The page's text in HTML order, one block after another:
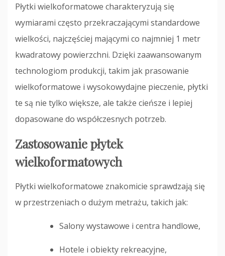
Płytki wielkoformatowe charakteryzują się
wymiarami często przekraczającymi standardowe
wielkości, najczęściej mającymi co najmniej 1 metr
kwadratowy powierzchni. Dzięki zaawansowanym
technologiom produkcji, takim jak prasowanie
wielkoformatowe i wysokowydajne pieczenie, płytki
te są nie tylko większe, ale także cieńsze i lepiej
dopasowane do współczesnych potrzeb.
Zastosowanie płytek
wielkoformatowych
Płytki wielkoformatowe znakomicie sprawdzają się
w przestrzeniach o dużym metrażu, takich jak:
Salony wystawowe i centra handlowe,
Hotele i obiekty rekreacyjne,